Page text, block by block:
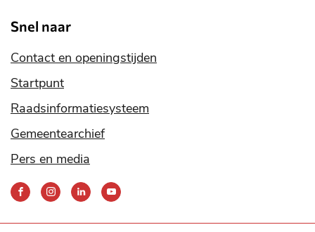
Snel naar
Contact en openingstijden
Startpunt
Raadsinformatiesysteem
Gemeentearchief
Pers en media
Bereik
ons